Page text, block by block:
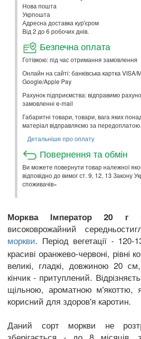
Нова пошта
Укрпошта
Адресна доставка кур'єром
Від 2 до 6 робочих днів.
Безпечна оплата
Готівкою: під час отримання замовлення
Онлайн на сайті: банківська картка VISA/
Google/Apple Pay
Рахунок підприємства: відправимо
замовленні e-mail
Габаритні товари, товари, вага яких
матеріал відправляємо за передоплатою.
Детальніше про оплату
Повернення та обмін
Ви можете повернути товар належної
відповідно до вимог ст. 9, 12, 13 Закону
споживачів»
Морква Імператор 20 г-
високоврожайний
моркви. Період вегетації -
красиві оранжево-червоні, рівні
великі, гладкі, довжиною 20
кінчик - притуплений.
щільною, ароматною м'якоттю,
корисний для здоров'я каротин.
Даний сорт моркви не